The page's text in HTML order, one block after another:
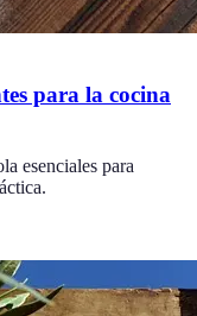
para la cocina
esenciales para